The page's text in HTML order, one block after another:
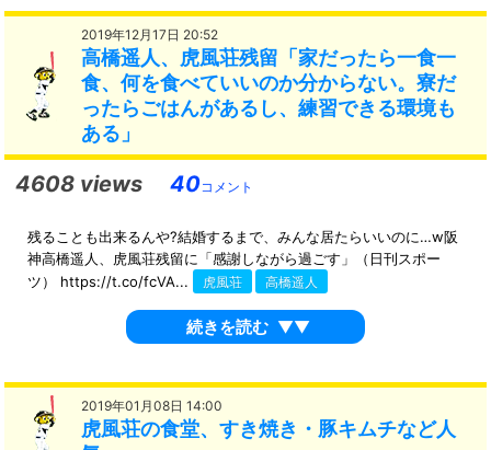
2019年12月17日 20:52
高橋遥人、虎風荘残留「家だったら一食一
食、何を食べていいのか分からない。寮だ
ったらごはんがあるし、練習できる環境も
ある」
4608 views 40コメント
残ることも出来るんや?結婚するまで、みんな居たらいいのに…w阪
神高橋遥人、虎風荘残留に「感謝しながら過ごす」（日刊スポー
ツ） https://t.co/fcVA...
虎風荘 高橋遥人
続きを読む ▼▼
2019年01月08日 14:00
虎風荘の食堂、すき焼き・豚キムチなど人